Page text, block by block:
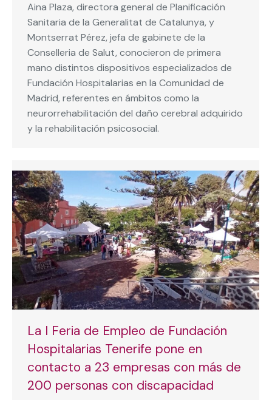
Aina Plaza, directora general de Planificación
Sanitaria de la Generalitat de Catalunya, y
Montserrat Pérez, jefa de gabinete de la
Conselleria de Salut, conocieron de primera
mano distintos dispositivos especializados de
Fundación Hospitalarias en la Comunidad de
Madrid, referentes en ámbitos como la
neurorrehabilitación del daño cerebral adquirido
y la rehabilitación psicosocial.
La I Feria de Empleo de Fundación
Hospitalarias Tenerife pone en
contacto a 23 empresas con más de
200 personas con discapacidad